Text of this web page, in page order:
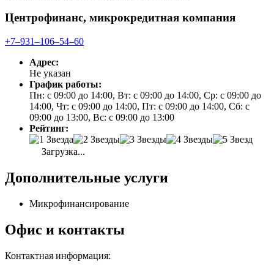
Центрофинанс, микрокредитная компания
+7‒931‒106‒54‒60
Адрес:
Не указан
График работы:
Пн: с 09:00 до 14:00, Вт: с 09:00 до 14:00, Ср: с 09:00 до
14:00, Чт: с 09:00 до 14:00, Пт: с 09:00 до 14:00, Сб: с
09:00 до 13:00, Вс: с 09:00 до 13:00
Рейтинг:
Загрузка...
Дополнительные услуги
Микрофинансирование
Офис и контакты
Контактная информация: